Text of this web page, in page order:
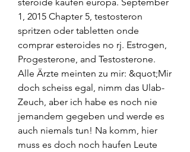
1, 2015 Chapter 5, testosteron
spritzen oder tabletten onde
comprar esteroides no rj. Estrogen,
Progesterone, and Testosterone.
Alle Ärzte meinten zu mir: &quot;Mir
doch scheiss egal, nimm das Ulab-
Zeuch, aber ich habe es noch nie
jemandem gegeben und werde es
auch niemals tun! Na komm, hier
muss es doch noch haufen Leute